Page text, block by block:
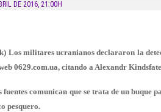
DE 2016, 21:00H
Los militares ucranianos declararon la
0629.com.ua, citando a Alexandr
fuentes comunican que se trata de un
pesquero.